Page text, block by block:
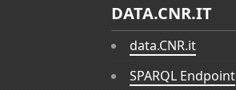
DATA.CNR.IT
data.CNR.it
SPARQL Endpoint